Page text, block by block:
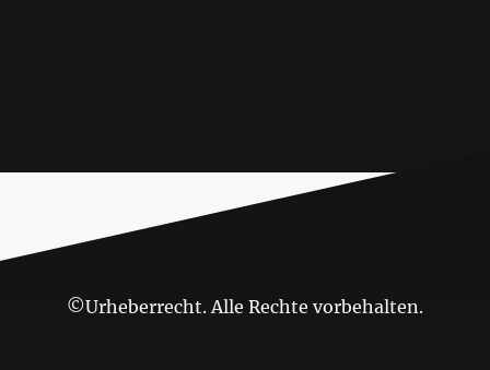
©Urheberrecht. Alle Rechte vorbehalten.